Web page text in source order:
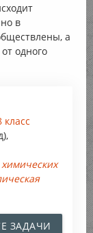
в
а
одного
класс
ЗАДАЧИ